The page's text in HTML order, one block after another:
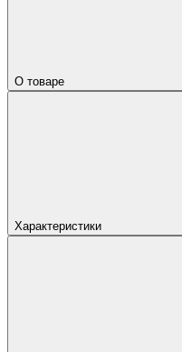
О товаре
Характеристики